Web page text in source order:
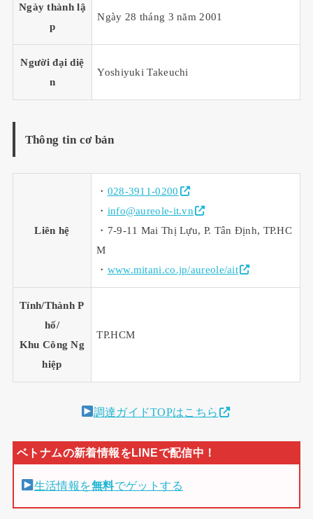
Ngày thành lậ
p
Ngày 28 tháng 3 năm 2001
Người đại diệ
n
Yoshiyuki Takeuchi
Thông tin cơ bản
Liên hệ
・ 028-3911-0200
・ info@aureole-it.vn
・7-9-11 Mai Thị Lựu, P. Tân Định, TP.HC
M
・ www.mitani.co.jp/aureole/ait
Tỉnh/Thành P
hố/
Khu Công Ng
hiệp
TP.HCM
調達ガイドTOPはこちら
生活情報を無料でゲットする